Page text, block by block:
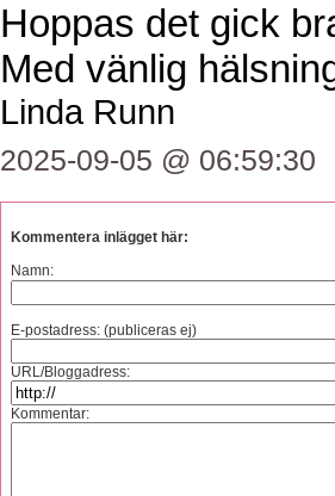
Hoppas det gick
Med vänlig
Linda Runn
2025-09-05 @ 06:59:30
Kommentera inlägget här:
Namn:
E-postadress: (publiceras ej)
URL/Bloggadress:
Kommentar: